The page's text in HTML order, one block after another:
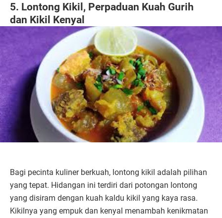
5. Lontong Kikil, Perpaduan Kuah Gurih
dan Kikil Kenyal
Bagi pecinta kuliner berkuah, lontong kikil adalah pilihan
yang tepat. Hidangan ini terdiri dari potongan lontong
yang disiram dengan kuah kaldu kikil yang kaya rasa.
Kikilnya yang empuk dan kenyal menambah kenikmatan